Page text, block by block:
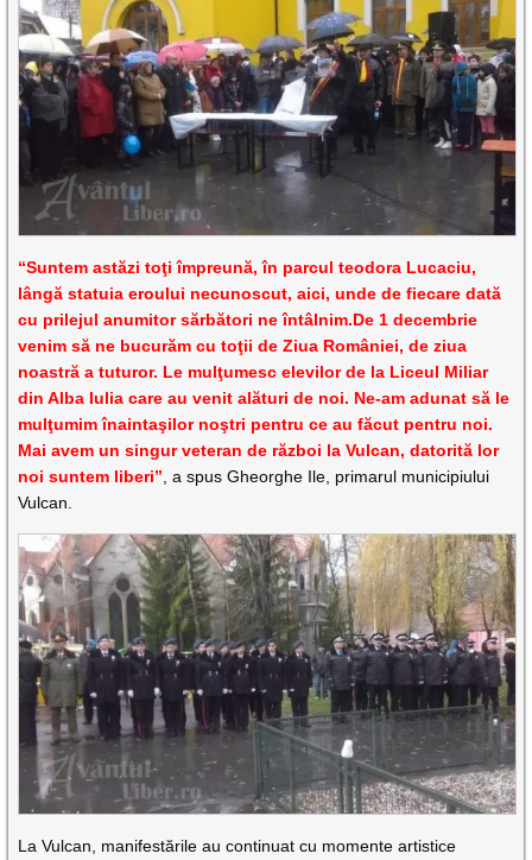
“Suntem astăzi toţi împreună, în parcul teodora Lucaciu,
lângă statuia eroului necunoscut, aici, unde de fiecare dată
cu prilejul anumitor sărbători ne întâlnim.De 1 decembrie
venim să ne bucurăm cu toţii de Ziua României, de ziua
noastră a tuturor. Le mulţumesc elevilor de la Liceul Miliar
din Alba Iulia care au venit alături de noi. Ne-am adunat să le
mulţumim înaintaşilor noştri pentru ce au făcut pentru noi.
Mai avem un singur veteran de război la Vulcan, datorită lor
noi suntem liberi” , a spus Gheorghe Ile, primarul municipiului
Vulcan.
La Vulcan, manifestările au continuat cu momente artistice